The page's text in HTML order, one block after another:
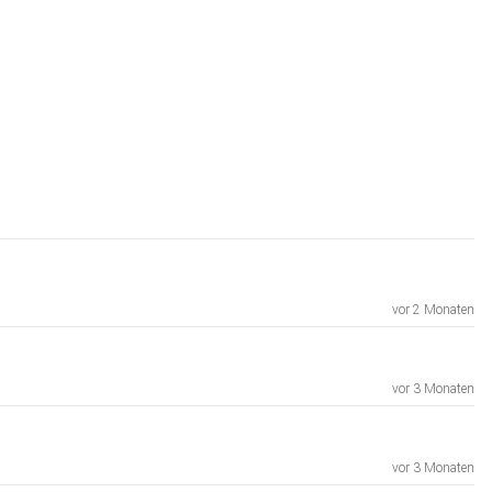
vor 2 Monaten
vor 3 Monaten
vor 3 Monaten